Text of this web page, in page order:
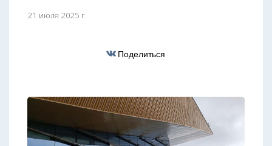
21 июля 2025 г.
Поделиться